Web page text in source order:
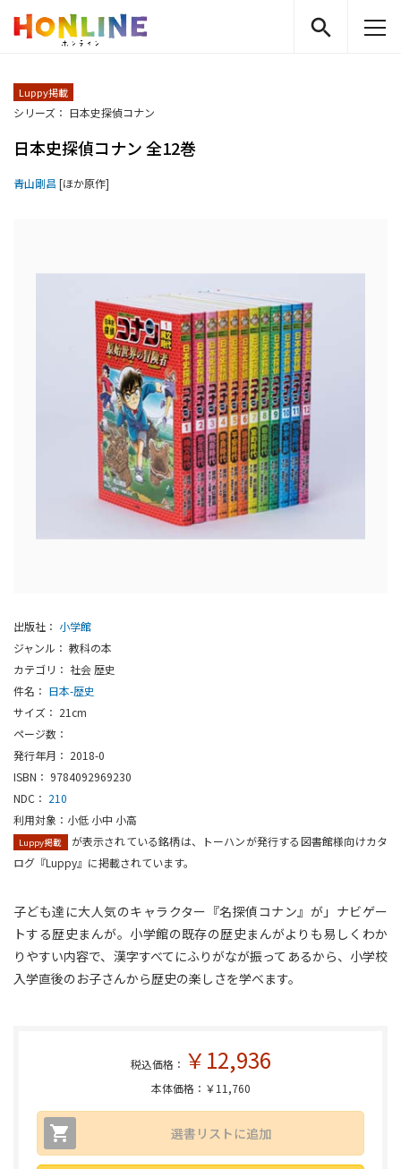
Luppy掲載
シリーズ： 日本史探偵コナン
日本史探偵コナン 全12巻
青山剛昌 [ほか原作]
出版社： 小学館
ジャンル： 教科の本
カテゴリ： 社会 歴史
件名： 日本-歴史
サイズ： 21cm
ページ数：
発行年月： 2018-0
ISBN： 9784092969230
NDC： 210
利用対象：小低 小中 小高
Luppy掲載
が表示されている銘柄は、トーハンが発行する図書館様向けカタ
ログ『Luppy』に掲載されています。
税込価格： ￥12,936
本体価格：￥11,760
選書リストに追加
子ども達に大人気のキャラクター『名探偵コナン』が」ナビゲー
トする歴史まんが。小学館の既存の歴史まんがよりも易しくわか
りやすい内容で、漢字すべてにふりがなが振ってあるから、小学校
入学直後のお子さんから歴史の楽しさを学べます。